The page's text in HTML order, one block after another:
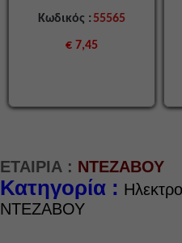
Κωδικός :55565
€ 7,45
ΕΤΑΙΡΙΑ : ΝΤΕΖΑΒΟΥ
Κατηγορία :
ΝΤΕΖΑΒΟΥ